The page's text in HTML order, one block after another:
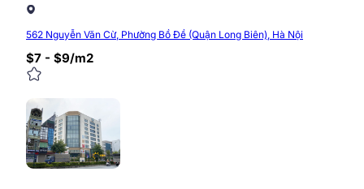
562 Nguyễn Văn Cừ, Phường Bồ Đề (Quận Long Biên), Hà Nội
$7 - $9/m2